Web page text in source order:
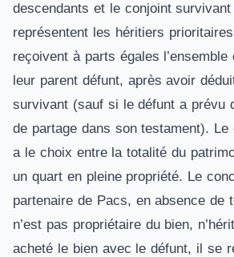
descendants et le conjoint
représentent les héritiers
reçoivent à parts égales
leur parent défunt, après avoir
survivant (sauf si le défunt a prévu
de partage dans son testament).
a le choix entre la totalité du
un quart en pleine propriété. Le
partenaire de Pacs, en absence de
n’est pas propriétaire du bien,
acheté le bien avec le défunt, il se